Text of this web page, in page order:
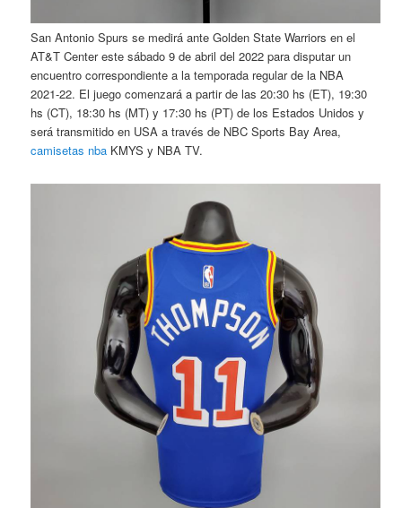
San Antonio Spurs se medirá ante Golden State Warriors en el
AT&T Center este sábado 9 de abril del 2022 para disputar un
encuentro correspondiente a la temporada regular de la NBA
2021-22. El juego comenzará a partir de las 20:30 hs (ET), 19:30
hs (CT), 18:30 hs (MT) y 17:30 hs (PT) de los Estados Unidos y
será transmitido en USA a través de NBC Sports Bay Area,
camisetas nba KMYS y NBA TV.